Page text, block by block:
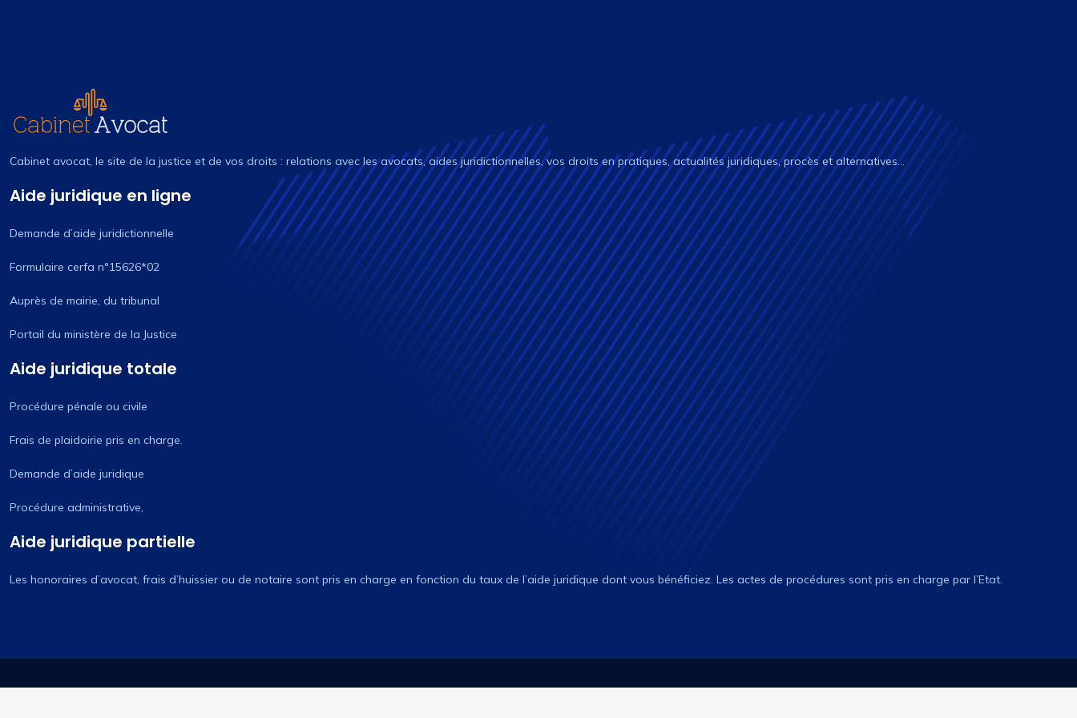
Cabinet avocat, le site de la justice et de vos droits : relations avec les avocats, aides juridictionnelles, vos droits en pratiques, actualités juridiques, procès et alternatives…
Aide juridique en ligne
Demande d’aide juridictionnelle
Formulaire cerfa n°15626*02
Auprès de mairie, du tribunal
Portail du ministère de la Justice
Aide juridique totale
Procédure pénale ou civile
Frais de plaidoirie pris en charge.
Demande d’aide juridique
Procédure administrative,
Aide juridique partielle
Les honoraires d’avocat, frais d’huissier ou de notaire sont pris en charge en fonction du taux de l’aide juridique dont vous bénéficiez. Les actes de procédures sont pris en charge par l’Etat.